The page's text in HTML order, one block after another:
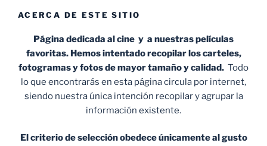
ACERCA DE ESTE SITIO
Página dedicada al cine y a nuestras películas
favoritas. Hemos intentado recopilar los carteles,
fotogramas y fotos de mayor tamaño y calidad. Todo
lo que encontrarás en esta página circula por internet,
siendo nuestra única intención recopilar y agrupar la
información existente.
El criterio de selección obedece únicamente al gusto